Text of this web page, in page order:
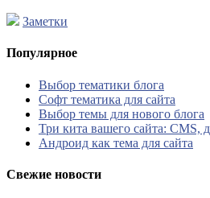
Заметки
Популярное
Выбор тематики блога
Софт тематика для сайта
Выбор темы для нового блога
Три кита вашего сайта: CMS,
Андроид как тема для сайта
Свежие новости